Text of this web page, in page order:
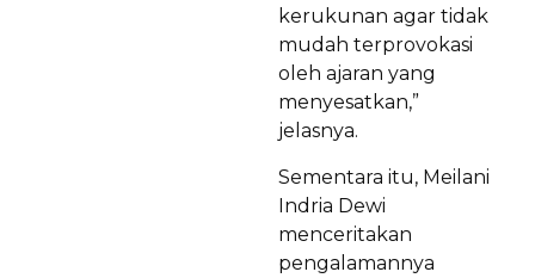
kerukunan agar tidak
mudah terprovokasi
oleh ajaran yang
menyesatkan,”
jelasnya.
Sementara itu, Meilani
Indria Dewi
menceritakan
pengalamannya